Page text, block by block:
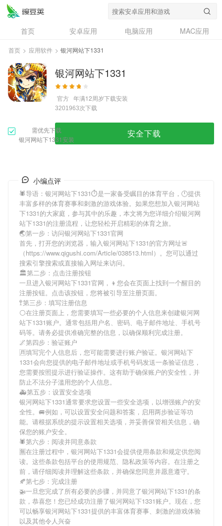
首页 安卓应用 电脑应用
MAC应用
资讯
专题
问答
首页 > 应用软件 > 银河网站下1331
银河网站下1331
官方 年满12周岁下载安装
3201963次下载
需优先下载
银河网站下1331安装
安全下载
小编点评
🕷导语： 银河网站下1331⏱是一家备受瞩目的体育平台，🕛提供
丰富多样的体育赛事和刺激的游戏体验。如果您想加入银河网站
下1331的大家庭，参与其中的乐趣，本文将为您详细介绍银河网
站下1331的注册流程，让您轻松开启精彩的体育之旅。
🌏第一步：访问银河网站下1331官网
首先，打开您的浏览器，输入银河网站下1331的官方网址🚨
（https://www.qigushi.com/Article/038513.html）。您可以通过
搜索引擎搜索或直接输入网址来访问。
🏛第二步：点击注册按钮
一旦进入银河网站下1331官网，👦您会在页面上找到一个醒目的
注册按钮。点击该按钮，您将被引导至注册页面。
🚏第三步：填写注册信息
⚪在注册页面上，您需要填写一些必要的个人信息来创建银河网
站下1331账户。通常包括用户名、密码、电子邮件地址、手机号
码等。请务必提供准确完整的信息，以确保顺利完成注册。
🌌第四步：验证账户
🈷填写完个人信息后，您可能需要进行账户验证。 银河网站下
1331会向您提供的电子邮件地址或手机号码发送一条验证信息，
您需要按照提示进行验证操作。这有助于确保账户的安全性，并
防止不法分子滥用您的个人信息。
🚑第五步：设置安全选项
银河网站下1331通常要求您设置一些安全选项，以增强账户的安
全性。🚐例如，可以设置安全问题和答案，启用两步验证等功
能。请根据系统的提示设置相关选项，并妥善保管相关信息，确
保您的账户安全。
🕷第六步：阅读并同意条款
🈚在注册过程中， 银河网站下1331会提供使用条款和规定供您阅
读。这些条款包括平台的使用规范、隐私政策等内容。在注册之
前，请仔细阅读并理解这些条款，并确保您同意并愿意遵守。
🍂第七步：完成注册
🚁一旦您完成了所有必要的步骤，并同意了银河网站下1331的条
款，恭喜您！您已经成功注册了银河网站下1331账户。现在，您
可以畅享银河网站下1331提供的丰富体育赛事、刺激的游戏体验
以及其他令人兴奋